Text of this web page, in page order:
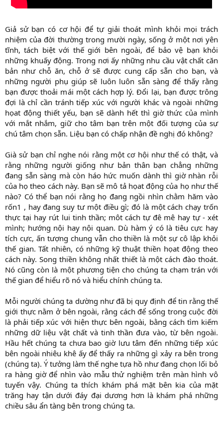
Giả sử bạn có cơ hội để tự giải thoát mình khỏi mọi trách
nhiệm của đời thường trong mười ngày, sống ở một nơi yên
tĩnh, tách biệt với thế giới bên ngoài, để bảo vệ bạn khỏi
những khuấy động. Trong nơi ấy những nhu cầu vật chất căn
bản như chỗ ăn, chỗ ở sẽ được cung cấp sẵn cho bạn, và
những người phụ giúp sẽ luôn luôn sẵn sàng để thấy rằng
bạn được thoải mái một cách hợp lý. Đổi lại, bạn được trông
đợi là chỉ cần tránh tiếp xúc với người khác và ngoài những
họat động thiết yếu, bạn sẽ dành hết thì giờ thức của mình
với mắt nhắm, giữ cho tâm bạn trên một đối tượng của sự
chú tâm chọn sẵn. Liệu bạn có chấp nhận đề nghị đó không?
Già sử bạn chỉ nghe nói rằng một cơ hội như thế có thật, và
rằng những người giống như bản thân bạn chẳng những
đang sẵn sàng mà còn háo hức muốn dành thì giờ nhàn rỗi
của họ theo cách này. Bạn sẽ mô tả họat động của họ như thế
nào? Có thể bạn nói rằng họ đang ngồi nhìn chằm hăm vào
rốn1 , hay đang suy tư một điều gì; đó là một cách chạy trốn
thực tại hay rút lui tinh thần; môt cách tự đê mê hay tự - xét
mình; hướng nội hay nội quan. Dù hàm ý có là tiêu cực hay
tích cực, ấn tượng chung vẫn cho thiền là một sự cô lập khỏi
thế gian. Tất nhiên, có những kỹ thuật thiền họat động theo
cách này. Song thiền không nhất thiết là một cách đào thoát.
Nó cũng còn là một phương tiện cho chúng ta chạm trán với
thế gian để hiểu rõ nó và hiểu chính chúng ta.
Mỗi người chúng ta dường như đã bị quy định để tin rằng thế
giới thực nằm ở bên ngoài, rằng cách để sống trong cuộc đời
là phải tiếp xúc với hiện thực bên ngoài, bằng cách tìm kiếm
những dữ liệu vật chất và tinh thần đưa vào, từ bên ngoài.
Hầu hết chúng ta chưa bao giờ lưu tâm đến những tiếp xúc
bên ngoài nhiêu khê ấy để thấy ra những gì xảy ra bên trong
(chúng ta). Ý tưởng làm thế nghe tựa hồ như đang chọn lối bỏ
ra hàng giờ để nhìn vào mẫu thử nghiệm trên màn hình vô
tuyến vậy. Chúng ta thích khám phá mặt bên kia của mặt
trăng hay tận dưới đáy đại dương hơn là khám phá những
chiều sâu ẩn tàng bên trong chúng ta.